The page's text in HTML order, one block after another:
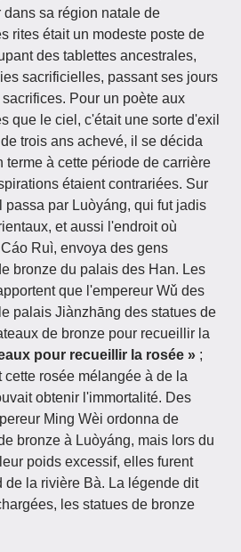
sa région natale de
rites était un modeste poste de
des tablettes ancestrales,
sacrificielles, passant ses jours
Pour un poète aux
que le ciel, c'était une sorte d'exil
trois ans achevé, il se décida
terme à cette période de carrière
étaient contrariées. Sur
passa par Luòyáng, qui fut jadis
et aussi l'endroit où
Ruì, envoya des gens
bronze du palais des Han. Les
que l'empereur Wǔ des
palais Jiànzhāng des statues de
de bronze pour recueillir la
pour recueillir la rosée » ;
rosée mélangée à de la
obtenir l'immortalité. Des
Ming Wèi ordonna de
bronze à Luòyáng, mais lors du
poids excessif, elles furent
de la rivière Bà. La légende dit
les statues de bronze